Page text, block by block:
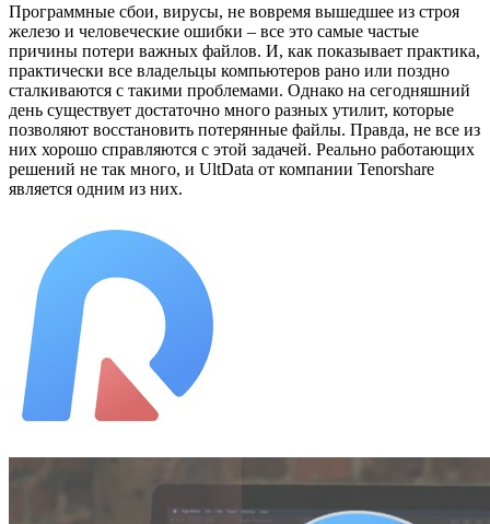
Программные сбои, вирусы, не вовремя вышедшее из строя
железо и человеческие ошибки – все это самые частые
причины потери важных файлов. И, как показывает практика,
практически все владельцы компьютеров рано или поздно
сталкиваются с такими проблемами. Однако на сегодняшний
день существует достаточно много разных утилит, которые
позволяют восстановить потерянные файлы. Правда, не все из
них хорошо справляются с этой задачей. Реально работающих
решений не так много, и UltData от компании Tenorshare
является одним из них.